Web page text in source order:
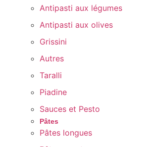
Antipasti aux légumes
Antipasti aux olives
Grissini
Autres
Taralli
Piadine
Sauces et Pesto
Pâtes
Pâtes longues